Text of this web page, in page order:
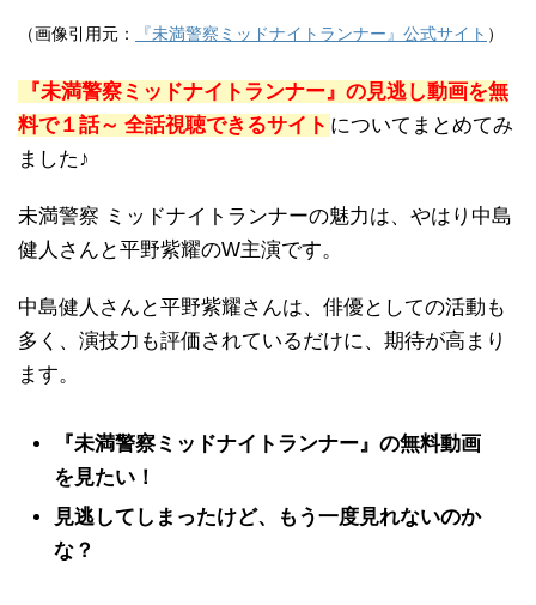
（画像引用元： 『未満警察ミッドナイトランナー』公式サイト ）
『未満警察ミッドナイトランナー』の見逃し動画を無
料で１話～ 全話視聴できるサイト についてまとめてみ
ました♪
未満警察 ミッドナイトランナーの魅力は、やはり中島
健人さんと平野紫耀のW主演です。
中島健人さんと平野紫耀さんは、俳優としての活動も
多く、演技力も評価されているだけに、期待が高まり
ます。
『未満警察ミッドナイトランナー』の無料動画
を見たい！
見逃してしまったけど、もう一度見れないのか
な？